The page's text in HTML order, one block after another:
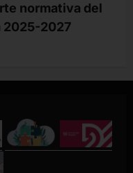
normativa del
2025-2027